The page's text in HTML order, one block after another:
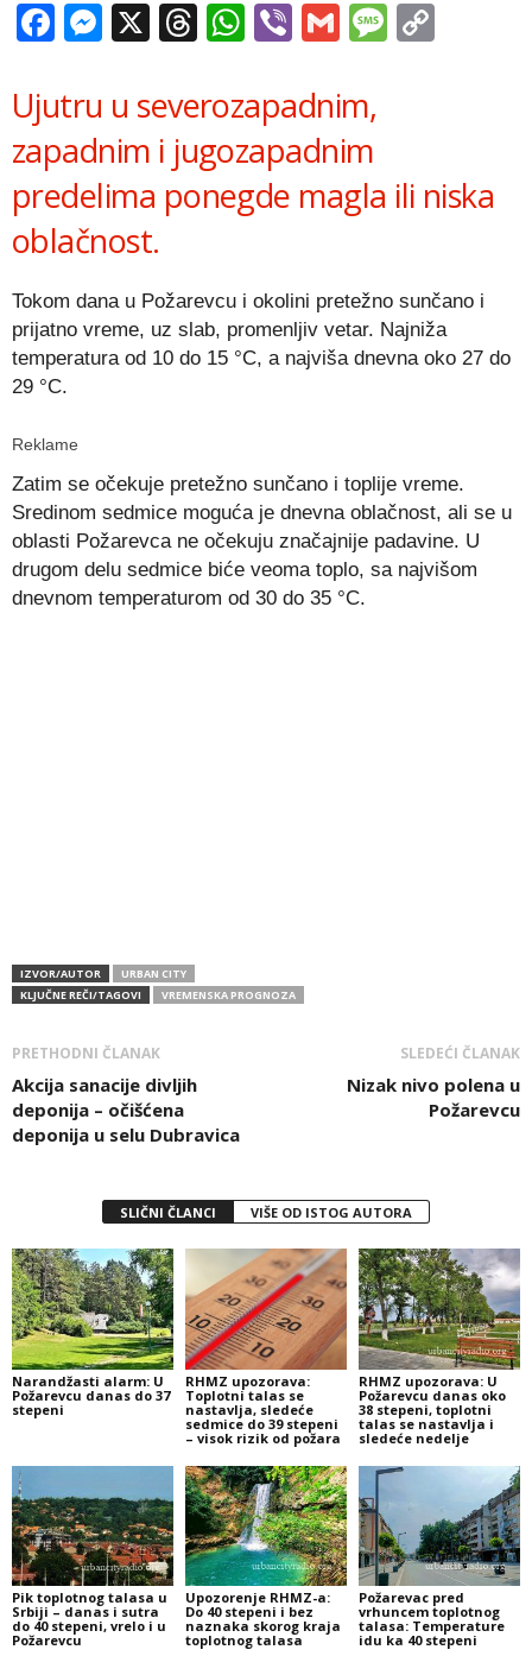
Facebook
Messenger
X Threads
WhatsApp
ViberGmail
Ujutru u severozapadnim,
zapadnim i jugozapadnim
predelima ponegde magla ili niska
oblačnost.
Tokom dana u Požarevcu i okolini pretežno sunčano i
prijatno vreme, uz slab, promenljiv vetar. Najniža
temperatura od 10 do 15 °C, a najviša dnevna oko 27 do
29 °C.
Reklame
Zatim se očekuje pretežno sunčano i toplije vreme.
Sredinom sedmice moguća je dnevna oblačnost, ali se u
oblasti Požarevca ne očekuju značajnije padavine. U
drugom delu sedmice biće veoma toplo, sa najvišom
dnevnom temperaturom od 30 do 35 °C.
IZVOR/AUTOR
URBAN CITY
KLJUČNE REČI/TAGOVI
VREMENSKA PROGNOZA
PRETHODNI ČLANAK
Akcija sanacije divljih
deponija – očišćena
deponija u selu Dubravica
SLEDEĆI ČLANAK
Nizak nivo polena u
Požarevcu
SLIČNI ČLANCI VIŠE OD ISTOG AUTORA
Narandžasti alarm: U
Požarevcu danas do 37
stepeni
RHMZ upozorava:
Toplotni talas se
nastavlja, sledeće
sedmice do 39 stepeni
– visok rizik od požara
RHMZ upozorava: U
Požarevcu danas oko
38 stepeni, toplotni
talas se nastavlja i
sledeće nedelje
Pik toplotnog talasa u
Srbiji – danas i sutra
do 40 stepeni, vrelo i u
Požarevcu
Upozorenje RHMZ-a:
Do 40 stepeni i bez
naznaka skorog kraja
toplotnog talasa
Požarevac pred
vrhuncem toplotnog
talasa: Temperature
idu ka 40 stepeni